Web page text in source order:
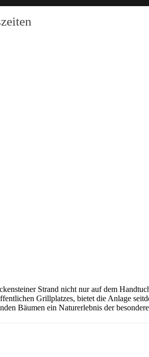
Strand nicht nur auf dem
Grillplatzes, bietet die Anlage
Bäumen ein Naturerlebnis der